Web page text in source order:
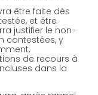
être faite dès
et être
justifier le non-
contestées, y
de recours à
dans la